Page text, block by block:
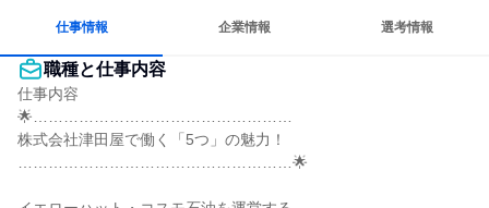
仕事情報 企業情報 選考情報
職種と仕事内容
仕事内容
🌟……………………………………………
株式会社津田屋で働く「5つ」の魅力！
………………………………………………🌟